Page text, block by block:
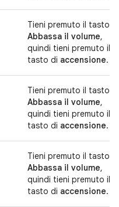
Tieni premuto il tasto
Abbassa il volume,
quindi tieni premuto il
tasto di accensione.
Tieni premuto il tasto
Abbassa il volume,
quindi tieni premuto il
tasto di accensione.
Tieni premuto il tasto
Abbassa il volume,
quindi tieni premuto il
tasto di accensione.